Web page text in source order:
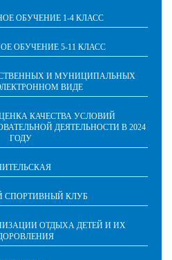
ОБУЧЕНИЕ 1-4 КЛАСС
ОБУЧЕНИЕ 5-11 КЛАСС
И МУНИЦИПАЛЬНЫХ
ВИДЕ
КАЧЕСТВА УСЛОВИЙ
ДЕЯТЕЛЬНОСТИ В 2024
ГОДУ
СПОРТИВНЫЙ КЛУБ
ОТДЫХА ДЕТЕЙ И ИХ